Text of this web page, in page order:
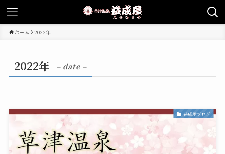
ホーム 2022年
2022年 – date –
益成屋ブログ